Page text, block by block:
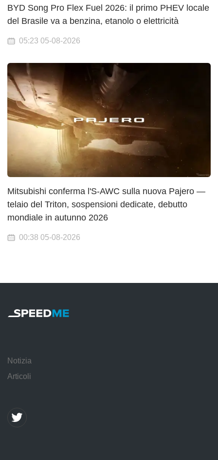
BYD Song Pro Flex Fuel 2026: il primo PHEV locale
del Brasile va a benzina, etanolo o elettricità
05:23 05-08-2026
Mitsubishi conferma l'S-AWC sulla nuova Pajero —
telaio del Triton, sospensioni dedicate, debutto
mondiale in autunno 2026
00:38 05-08-2026
Notizia
Articoli